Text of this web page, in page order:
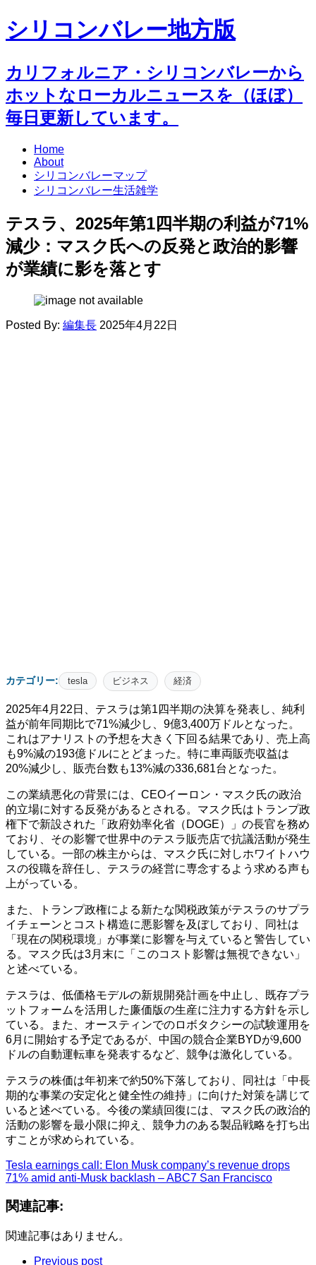
シリコンバレー地方版
カリフォルニア・シリコンバレーから
ホットなローカルニュースを（ほぼ）
毎日更新しています。
Home
About
シリコンバレーマップ
シリコンバレー生活雑学
テスラ、2025年第1四半期の利益が71%
減少：マスク氏への反発と政治的影響
が業績に影を落とす
Posted By: 編集長 2025年4月22日
カテゴリー: tesla ビジネス 経済
2025年4月22日、テスラは第1四半期の決算を発表し、純利
益が前年同期比で71%減少し、9億3,400万ドルとなった。​
これはアナリストの予想を大きく下回る結果であり、売上高
も9%減の193億ドルにとどまった。​特に車両販売収益は
20%減少し、販売台数も13%減の336,681台となった。 ​
この業績悪化の背景には、CEOイーロン・マスク氏の政治
的立場に対する反発があるとされる。​マスク氏はトランプ政
権下で新設された「政府効率化省（DOGE）」の長官を務め
ており、その影響で世界中のテスラ販売店で抗議活動が発生
している。​一部の株主からは、マスク氏に対しホワイトハウ
スの役職を辞任し、テスラの経営に専念するよう求める声も
上がっている。 ​
また、トランプ政権による新たな関税政策がテスラのサプラ
イチェーンとコスト構造に悪影響を及ぼしており、同社は
「現在の関税環境」が事業に影響を与えていると警告してい
る。​マスク氏は3月末に「このコスト影響は無視できない」
と述べている。 ​
テスラは、低価格モデルの新規開発計画を中止し、既存プラ
ットフォームを活用した廉価版の生産に注力する方針を示し
ている。​また、オースティンでのロボタクシーの試験運用を
6月に開始する予定であるが、中国の競合企業BYDが9,600
ドルの自動運転車を発表するなど、競争は激化している。 ​
テスラの株価は年初来で約50%下落しており、同社は「中長
期的な事業の安定化と健全性の維持」に向けた対策を講じて
いると述べている。​今後の業績回復には、マスク氏の政治的
活動の影響を最小限に抑え、競争力のある製品戦略を打ち出
すことが求められている。 ​
Tesla earnings call: Elon Musk company’s revenue drops
71% amid anti-Musk backlash – ABC7 San Francisco
関連記事:
関連記事はありません。
Previous post